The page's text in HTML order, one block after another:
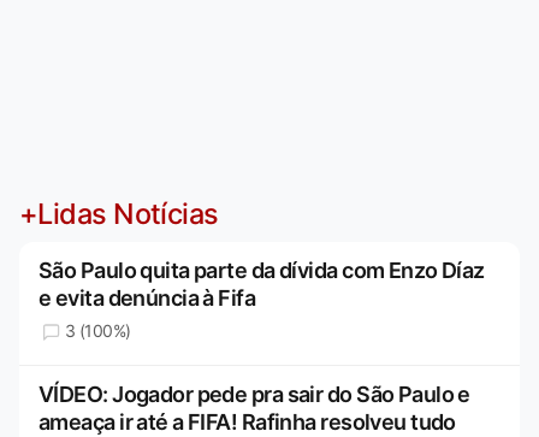
+Lidas Notícias
São Paulo quita parte da dívida com Enzo Díaz
e evita denúncia à Fifa
3 (100%)
VÍDEO: Jogador pede pra sair do São Paulo e
ameaça ir até a FIFA! Rafinha resolveu tudo